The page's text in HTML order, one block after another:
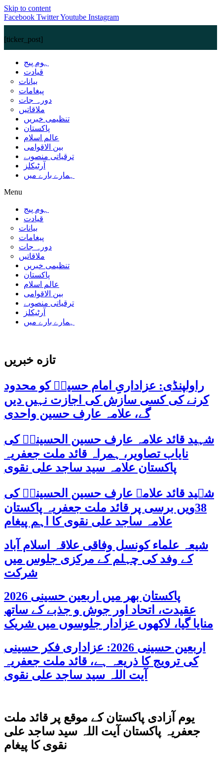
Skip to content
Facebook TwitterYoutube Instagram
[ticker_post]
ہوم پیج
قیادت
بیانات
پیغامات
دورہ جات
ملاقاتیں
تنظیمی خبریں
پاکستان
عالم اسلام
بین الاقوامی
ترقیاتی منصوبے
آرٹیکلز
ہمارے بارے میں
Menu
ہوم پیج
قیادت
بیانات
پیغامات
دورہ جات
ملاقاتیں
تنظیمی خبریں
پاکستان
عالم اسلام
بین الاقوامی
ترقیاتی منصوبے
آرٹیکلز
ہمارے بارے میں
تازه خبریں
راولپنڈی: عزاداریِ امام حسینؑ کو محدود
کرنے کی کسی سازش کی اجازت نہیں دیں
گے، علامہ عارف حسین واحدی
شہید قائد علامہ عارف حسین الحسینیؒ کی
نایاب تصاویر، ہمراہ قائد ملت جعفریہ
پاکستان علامہ سید ساجد علی نقوی
شہید قائد علامہ عارف حسین الحسینیؒ کی
38ویں برسی پر قائد ملت جعفریہ پاکستان
علامہ ساجد علی نقوی کا اہم پیغام
شیعہ علماء کونسل وفاقی علاقہ اسلام آباد
کے وفد کی چہلم کے مرکزی جلوس میں
شرکت
پاکستان بھر میں اربعین حسینی 2026
عقیدت، اتحاد اور جوش و جذبے کے ساتھ
منایا گیا، لاکھوں عزادار جلوسوں میں شریک
اربعین حسینی 2026: عزاداری فکر حسینی
کی ترویج کا ذریعہ ہے، قائد ملت جعفریہ
آیت اللہ سید ساجد علی نقوی
یوم آزادی پاکستان کے موقع پر قائد ملت
جعفریہ پاکستان آیت اللہ سید ساجد علی
نقوی کا پیغام